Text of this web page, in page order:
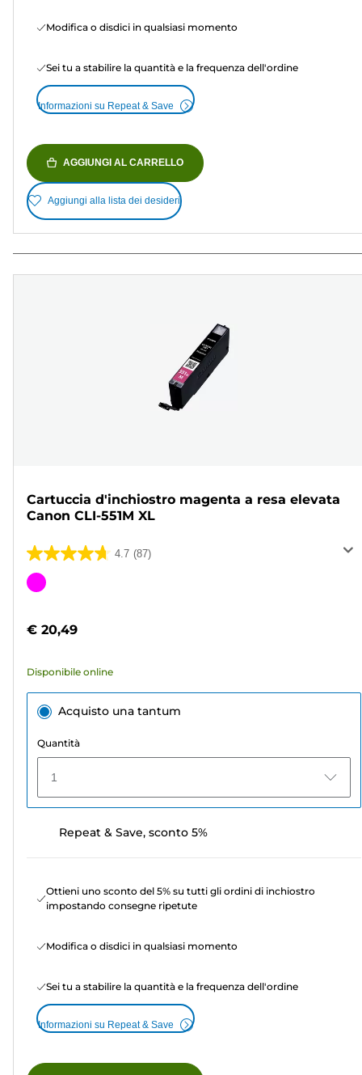
Modifica o disdici in qualsiasi momento
Sei tu a stabilire la quantità e la frequenza dell'ordine
Informazioni su Repeat & Save
AGGIUNGI AL CARRELLO
Aggiungi alla lista dei desideri
Cartuccia d'inchiostro magenta a resa elevata
Canon CLI-551M XL
4.7 (87)
4.7
su
87
Cartuccia
€ 20,49
Disponibile online
Acquisto una tantum
Quantità
1
Repeat & Save, sconto 5%
Ottieni uno sconto del 5% su tutti gli ordini di inchiostro
impostando consegne ripetute
Modifica o disdici in qualsiasi momento
Sei tu a stabilire la quantità e la frequenza dell'ordine
Informazioni su Repeat & Save